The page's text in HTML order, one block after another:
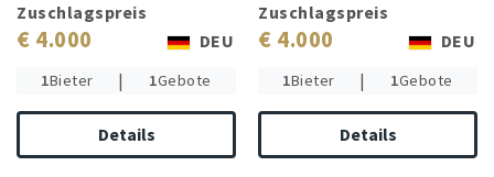
Zuschlagspreis
€ 4.000 DEU
1Bieter | 1Gebote
Details
Zuschlagspreis
€ 4.000 DEU
1Bieter | 1Gebote
Details